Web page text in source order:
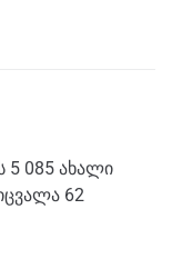
5 085 ახალი
62